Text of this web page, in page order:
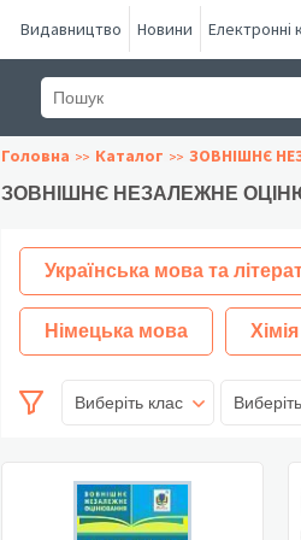
Видавництво Новини Електронні
Головна Каталог ЗОВНІШНЄ
ЗОВНІШНЄ НЕЗАЛЕЖНЕ
Українська мова та
Німецька мова Хімія
Виберіть клас